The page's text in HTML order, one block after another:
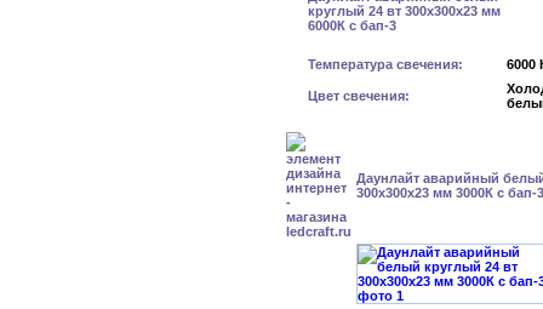
Температура свечения: 6000
Цвет свечения:
Даунлайт аварийный
300x300x23 мм 3000К с бап-3